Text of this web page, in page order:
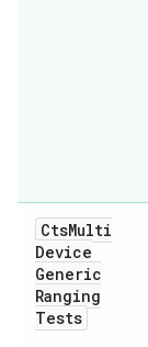
CtsMulti
Device
Generic
Ranging
Tests